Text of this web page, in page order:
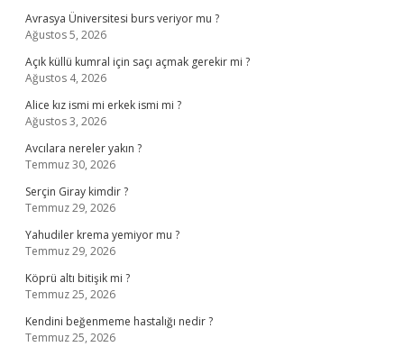
Avrasya Üniversitesi burs veriyor mu ?
Ağustos 5, 2026
Açık küllü kumral için saçı açmak gerekir mi ?
Ağustos 4, 2026
Alice kız ismi mi erkek ismi mi ?
Ağustos 3, 2026
Avcılara nereler yakın ?
Temmuz 30, 2026
Serçin Giray kimdir ?
Temmuz 29, 2026
Yahudiler krema yemiyor mu ?
Temmuz 29, 2026
Köprü altı bitişik mi ?
Temmuz 25, 2026
Kendini beğenmeme hastalığı nedir ?
Temmuz 25, 2026